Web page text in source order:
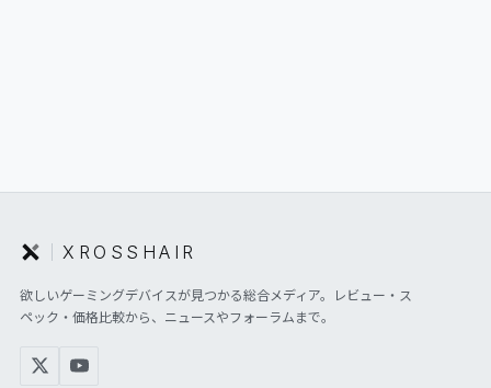
XROSSHAIR
欲しいゲーミングデバイスが見つかる総合メディア。レビュー・ス
ペック・価格比較から、ニュースやフォーラムまで。